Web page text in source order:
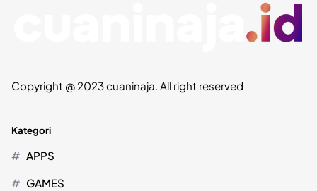
Copyright @ 2023 cuaninaja. All right reserved
Kategori
APPS
GAMES